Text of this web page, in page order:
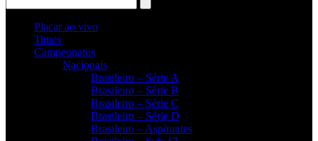
Placar ao vivo
Times
Campeonatos
Nacionais
Brasileiro – Série A
Brasileiro – Série B
Brasileiro – Série C
Brasileiro – Série D
Brasileiro – Aspirantes